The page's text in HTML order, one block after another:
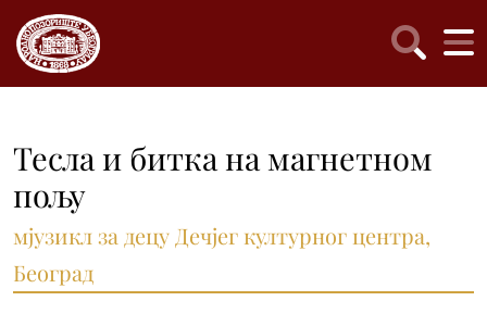
Тесла и битка на магнетном
пољу
мјузикл за децу Дечјег културног центра,
Београд